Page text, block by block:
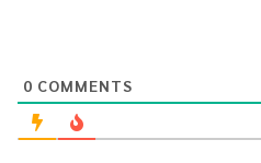
0 COMMENTS